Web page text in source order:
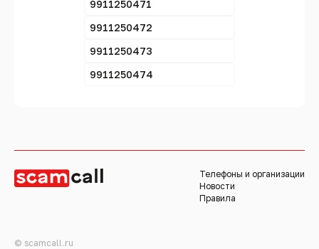
9911250471
9911250472
9911250473
9911250474
Телефоны и организации
Новости
Правила
© scamcall.ru